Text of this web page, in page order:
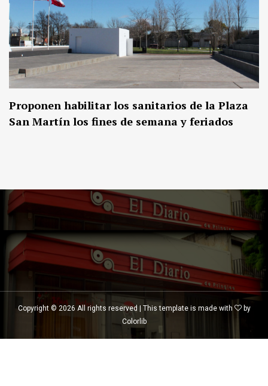
Proponen habilitar los sanitarios de la Plaza
San Martín los fines de semana y feriados
Copyright © 2026 All rights reserved | This template is made with
by
Colorlib